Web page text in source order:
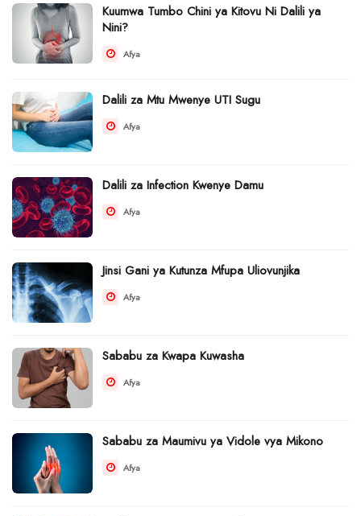
Kuumwa Tumbo Chini ya Kitovu Ni Dalili ya
Nini?
Afya
Dalili za Mtu Mwenye UTI Sugu
Afya
Dalili za Infection Kwenye Damu
Afya
Jinsi Gani ya Kutunza Mfupa Uliovunjika
Afya
Sababu za Kwapa Kuwasha
Afya
Sababu za Maumivu ya Vidole vya Mikono
Afya